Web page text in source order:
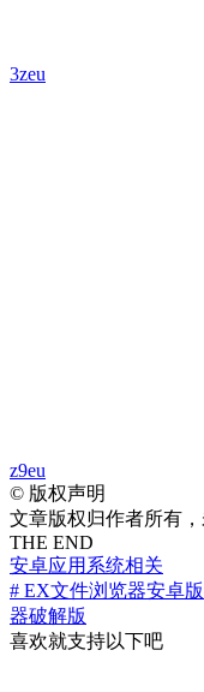
3zeu
z9eu
© 版权声明
文章版权归作者所有，
THE END
安卓应用 系统相关
# EX文件浏览器安卓版
器破解版
喜欢就支持以下吧